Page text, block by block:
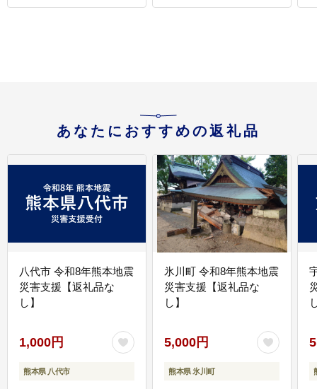
あなたにおすすめの返礼品
八代市 令和8年熊本地震
災害支援【返礼品な
し】
1,000円
熊本県 八代市
氷川町 令和8年熊本地震
災害支援【返礼品な
し】
5,000円
熊本県 氷川町